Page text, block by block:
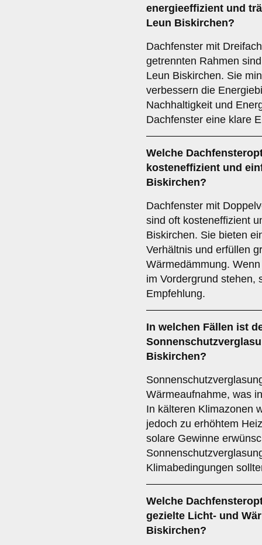
energieeffizient und
Leun Biskirchen?
Dachfenster mit
getrennten Rahmen
Leun Biskirchen. Sie
verbessern die
Nachhaltigkeit und
Dachfenster eine klare
Welche
kosteneffizient und
Biskirchen?
Dachfenster mit
sind oft kosteneffizient
Biskirchen. Sie bieten
Verhältnis und erfüllen
Wärmedämmung.
im Vordergrund stehen,
Empfehlung.
In welchen Fällen ist
Biskirchen?
Wärmeaufnahme, was
In kälteren Klimazonen
jedoch zu erhöhtem
solare Gewinne
Klimabedingungen
Welche
gezielte Licht- und
Biskirchen?